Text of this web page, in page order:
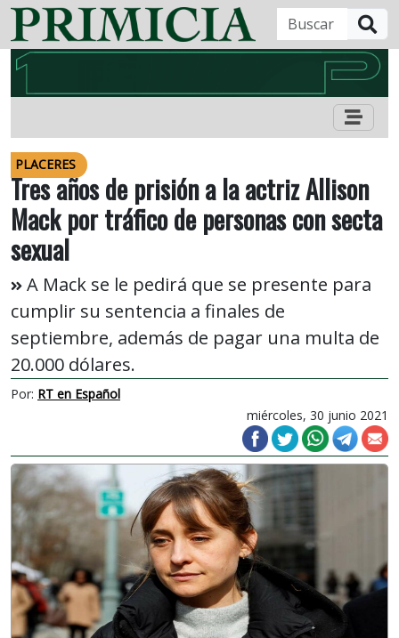
PLACERES
Tres años de prisión a la actriz Allison
Mack por tráfico de personas con secta
sexual
A Mack se le pedirá que se presente para
cumplir su sentencia a finales de
septiembre, además de pagar una multa de
20.000 dólares.
Por: RT en Español
miércoles, 30 junio 2021